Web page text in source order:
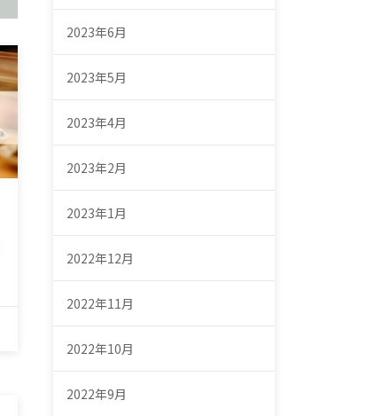
2023年6月
2023年5月
2023年4月
2023年2月
2023年1月
2022年12月
2022年11月
2022年10月
2022年9月